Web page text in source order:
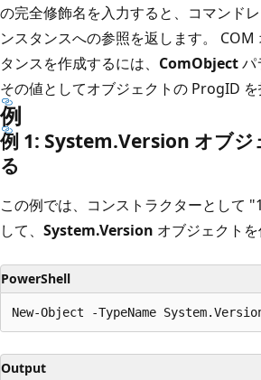
の完全修飾名を入力すると、コマンド
ンスタンスへの参照を返します。 COM
タンスを作成するには、 ComObjectパ
その値としてオブジェクトの ProgID を
例
例 1: System.Version オブジ
る
この例では、コンストラクターとして
して、 System.Version オブジェクトを
PowerShell
Output